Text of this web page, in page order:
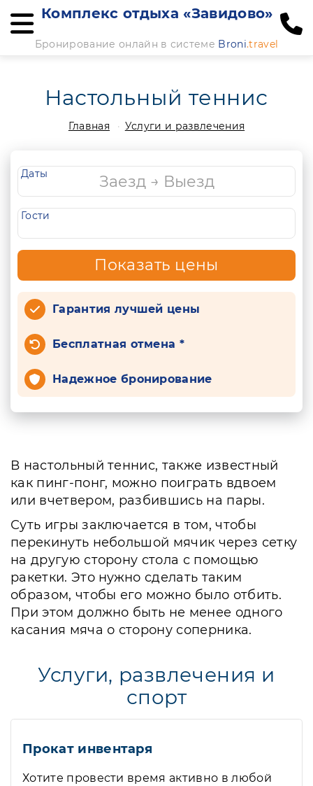
Комплекс отдыха «Завидово»
Бронирование онлайн в системе Broni.travel
Настольный теннис
Главная Услуги и развлечения
Даты
Гости
Показать цены
Гарантия лучшей цены
Бесплатная отмена *
Надежное бронирование
В настольный теннис, также известный
как пинг-понг, можно поиграть вдвоем
или вчетвером, разбившись на пары.
Суть игры заключается в том, чтобы
перекинуть небольшой мячик через сетку
на другую сторону стола с помощью
ракетки. Это нужно сделать таким
образом, чтобы его можно было отбить.
При этом должно быть не менее одного
касания мяча о сторону соперника.
Услуги, развлечения и
спорт
Прокат инвентаря
Хотите провести время активно в любой